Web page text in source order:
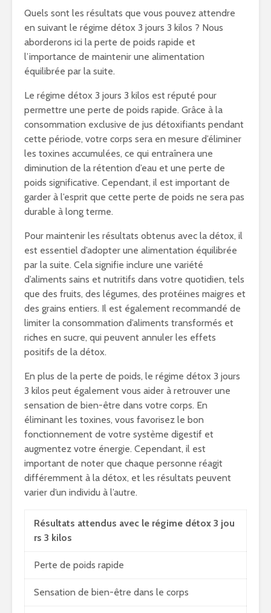
Quels sont les résultats que vous pouvez attendre
en suivant le régime détox 3 jours 3 kilos ? Nous
aborderons ici la perte de poids rapide et
l’importance de maintenir une alimentation
équilibrée par la suite.
Le régime détox 3 jours 3 kilos est réputé pour
permettre une perte de poids rapide. Grâce à la
consommation exclusive de jus détoxifiants pendant
cette période, votre corps sera en mesure d’éliminer
les toxines accumulées, ce qui entraînera une
diminution de la rétention d’eau et une perte de
poids significative. Cependant, il est important de
garder à l’esprit que cette perte de poids ne sera pas
durable à long terme.
Pour maintenir les résultats obtenus avec la détox, il
est essentiel d’adopter une alimentation équilibrée
par la suite. Cela signifie inclure une variété
d’aliments sains et nutritifs dans votre quotidien, tels
que des fruits, des légumes, des protéines maigres et
des grains entiers. Il est également recommandé de
limiter la consommation d’aliments transformés et
riches en sucre, qui peuvent annuler les effets
positifs de la détox.
En plus de la perte de poids, le régime détox 3 jours
3 kilos peut également vous aider à retrouver une
sensation de bien-être dans votre corps. En
éliminant les toxines, vous favorisez le bon
fonctionnement de votre système digestif et
augmentez votre énergie. Cependant, il est
important de noter que chaque personne réagit
différemment à la détox, et les résultats peuvent
varier d’un individu à l’autre.
Résultats attendus avec le régime détox 3 jou
rs 3 kilos
Perte de poids rapide
Sensation de bien-être dans le corps